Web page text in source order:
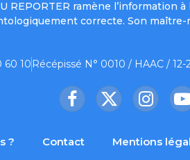
REPORTER ramène
correcte. Son maître-
60 10 Récépissé N° 0010 / HAAC /
Facebook
X
? Contact Mentions